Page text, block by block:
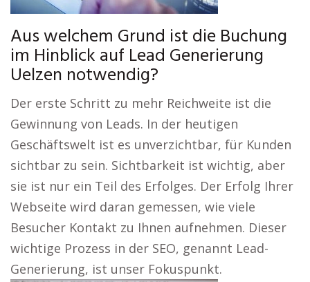
Aus welchem Grund ist die Buchung
im Hinblick auf Lead Generierung
Uelzen notwendig?
Der erste Schritt zu mehr Reichweite ist die
Gewinnung von Leads. In der heutigen
Geschäftswelt ist es unverzichtbar, für Kunden
sichtbar zu sein. Sichtbarkeit ist wichtig, aber
sie ist nur ein Teil des Erfolges. Der Erfolg Ihrer
Webseite wird daran gemessen, wie viele
Besucher Kontakt zu Ihnen aufnehmen. Dieser
wichtige Prozess in der SEO, genannt Lead-
Generierung, ist unser Fokuspunkt.